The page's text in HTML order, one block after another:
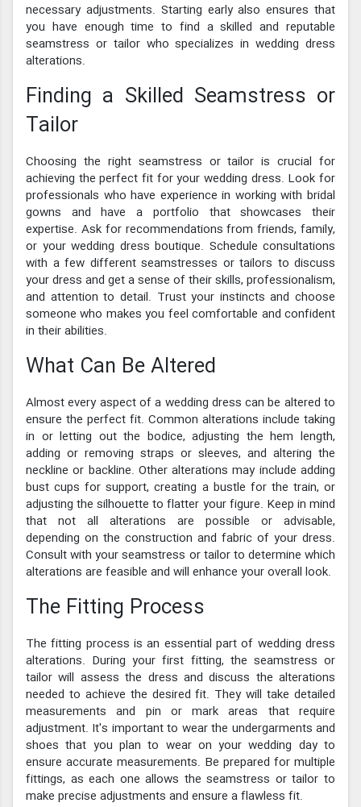
necessary adjustments. Starting early also ensures that
you have enough time to find a skilled and reputable
seamstress or tailor who specializes in wedding dress
alterations.
Finding a Skilled Seamstress or
Tailor
Choosing the right seamstress or tailor is crucial for
achieving the perfect fit for your wedding dress. Look for
professionals who have experience in working with bridal
gowns and have a portfolio that showcases their
expertise. Ask for recommendations from friends, family,
or your wedding dress boutique. Schedule consultations
with a few different seamstresses or tailors to discuss
your dress and get a sense of their skills, professionalism,
and attention to detail. Trust your instincts and choose
someone who makes you feel comfortable and confident
in their abilities.
What Can Be Altered
Almost every aspect of a wedding dress can be altered to
ensure the perfect fit. Common alterations include taking
in or letting out the bodice, adjusting the hem length,
adding or removing straps or sleeves, and altering the
neckline or backline. Other alterations may include adding
bust cups for support, creating a bustle for the train, or
adjusting the silhouette to flatter your figure. Keep in mind
that not all alterations are possible or advisable,
depending on the construction and fabric of your dress.
Consult with your seamstress or tailor to determine which
alterations are feasible and will enhance your overall look.
The Fitting Process
The fitting process is an essential part of wedding dress
alterations. During your first fitting, the seamstress or
tailor will assess the dress and discuss the alterations
needed to achieve the desired fit. They will take detailed
measurements and pin or mark areas that require
adjustment. It's important to wear the undergarments and
shoes that you plan to wear on your wedding day to
ensure accurate measurements. Be prepared for multiple
fittings, as each one allows the seamstress or tailor to
make precise adjustments and ensure a flawless fit.